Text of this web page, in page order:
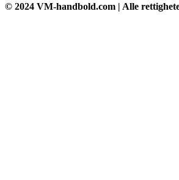
© 2024 VM-handbold.com | Alle